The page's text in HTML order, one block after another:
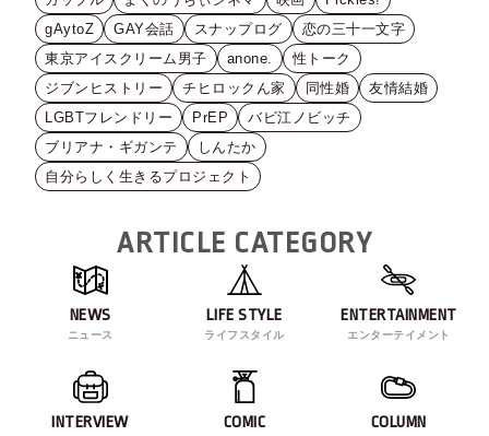
gAytoZ
GAY会話 スナップログ
恋の三十一文字
東京アイスクリーム男子
anone.
性トーク
ジブンヒストリー
チヒロックん家 同性婚
友情結婚
LGBTフレンドリー
PrEP
バビ江ノビッチ
ブリアナ・ギガンテ
しんたか
自分らしく生きるプロジェクト
ARTICLE CATEGORY
NEWS
ニュース
LIFE STYLE
ライフスタイル
ENTERTAINMENT
エンターテイメント
INTERVIEW COMIC COLUMN